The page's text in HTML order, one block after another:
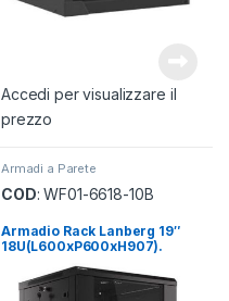
Accedi per visualizzare il
prezzo
Armadi a Parete
COD: WF01-6618-10B
Armadio Rack Lanberg 19″
18U(L600xP600xH907).